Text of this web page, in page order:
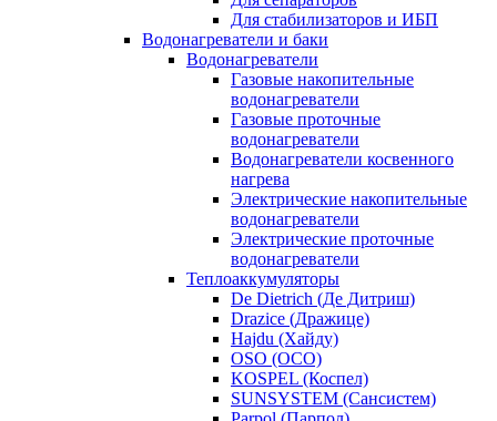
Для стабилизаторов и ИБП
Водонагреватели и баки
Водонагреватели
Газовые накопительные
водонагреватели
Газовые проточные
водонагреватели
Водонагреватели косвенного
нагрева
Электрические накопительные
водонагреватели
Электрические проточные
водонагреватели
Теплоаккумуляторы
De Dietrich (Де Дитриш)
Drazice (Дражице)
Hajdu (Хайду)
OSO (ОСО)
KOSPEL (Коспел)
SUNSYSTEM (Сансистем)